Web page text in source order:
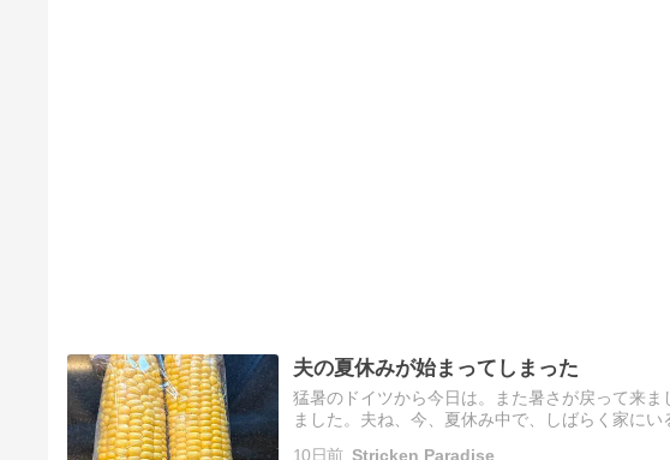
夫の夏休みが始まってしまった
猛暑のドイツから今日は。また暑さが戻って来
ました。夫ね、今、夏休み中で、しばらく家に
10日前 Stricken Paradise